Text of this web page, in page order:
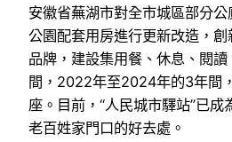
安徽省蕪湖市對全市城區部分公
公園配套用房進行更新改造，創
品牌，建設集用餐、休息、閱
間，2022年至2024年的3年間
座。目前，“人民城市驛站”已
老百姓家門口的好去處。